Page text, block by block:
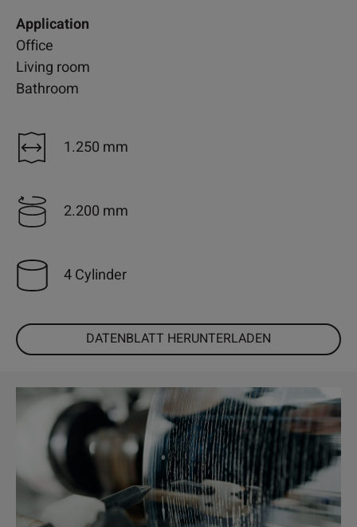
Application
Office
Living room
Bathroom
1.250 mm
2.200 mm
4 Cylinder
DATENBLATT HERUNTERLADEN